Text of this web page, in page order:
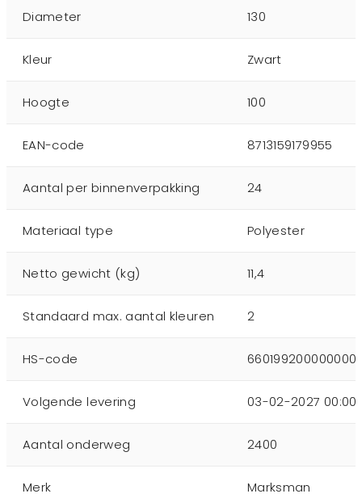
Diameter 130
Kleur Zwart
Hoogte 100
EAN-code 8713159179955
Aantal per binnenverpakking 24
Materiaal type Polyester
Netto gewicht (kg) 11,4
Standaard max. aantal kleuren 2
HS-code
Volgende levering 03-02-2027
Aantal onderweg 2400
Merk Marksman